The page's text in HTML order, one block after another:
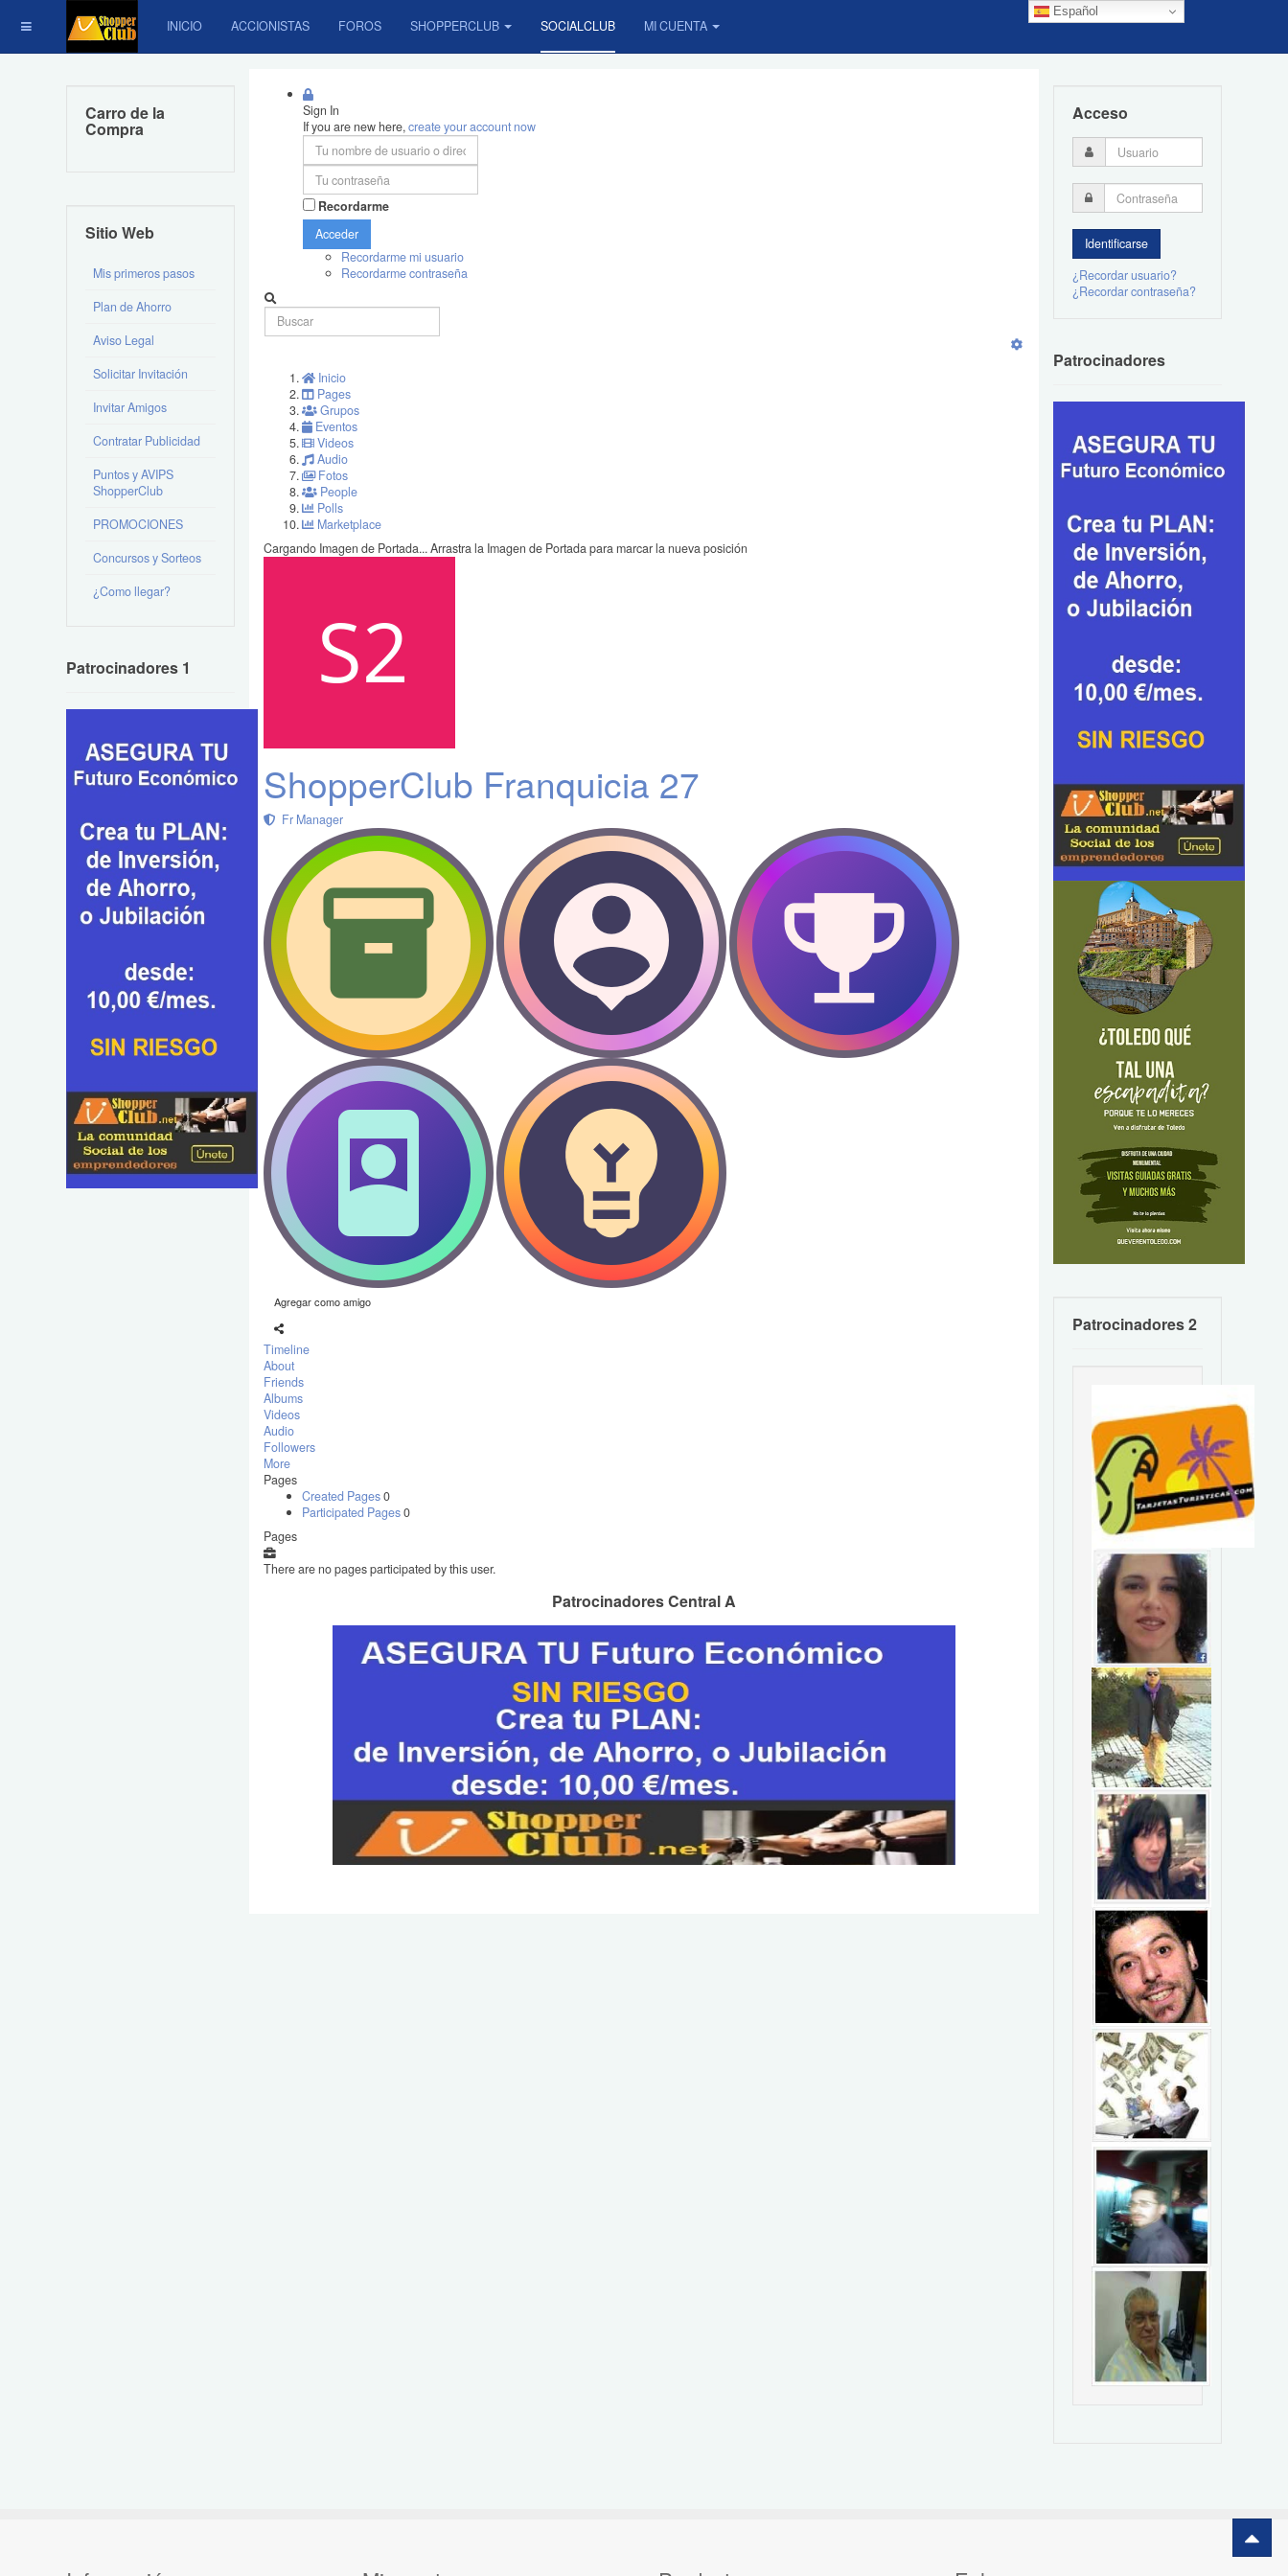
Español
INICIO ACCIONISTAS FOROS SHOPPERCLUB SOCIALCLUB MI CUENTA
Sign In
If you are new here,create your account now
Recordarme
Acceder
Recordarme mi usuario
Recordarme contraseña
Inicio
Pages
Grupos
Eventos
Videos
Audio
Fotos
People
Polls
Marketplace
Cargando Imagen de Portada...Arrastra la Imagen de Portada para marcar la nueva posición
ShopperClub Franquicia 27
Fr Manager
Agregar como amigo
Timeline
About
Friends
Albums
Videos
Audio
Followers
More
Pages
Created Pages0
Participated Pages0
Pages
There are no pages participated by this user.
Patrocinadores Central A
Carro de la
Compra
Sitio Web
Mis primeros pasos
Plan de Ahorro
Aviso Legal
Solicitar Invitación
Invitar Amigos
Contratar Publicidad
Puntos y AVIPS
ShopperClub
PROMOCIONES
Concursos y Sorteos
¿Como llegar?
Patrocinadores 1
Acceso
¿Recordar usuario?
¿Recordar contraseña?
Patrocinadores
Patrocinadores 2